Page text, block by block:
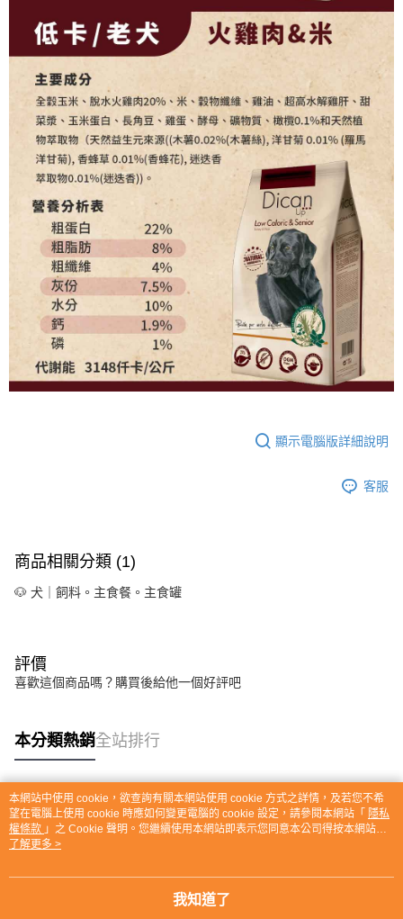
顯示電腦版詳細說明
客服
商品相關分類 (1)
🐶 犬｜飼料。主食餐。主食罐
評價
喜歡這個商品嗎？購買後給他一個好評吧
本分類熱銷全站排行
熱門標籤
本網站中使用 cookie，欲查詢有關本網站使用 cookie 方式之詳情，及若您不希
望在電腦上使用 cookie 時應如何變更電腦的 cookie 設定，請參閱本網站「 隱私
權條款 」之 Cookie 聲明。您繼續使用本網站即表示您同意本公司得按本網站使
用條款之 Cookie 聲明使用 cookie。
了解更多 >
我知道了